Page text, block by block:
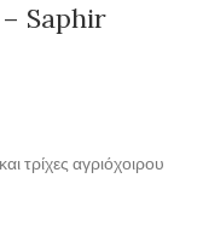
Saphir
τρίχες αγριόχοιρου